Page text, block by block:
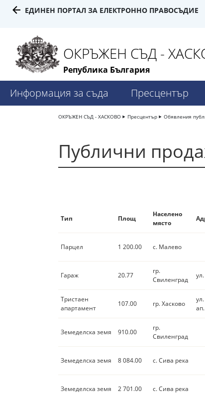
ЕДИНЕН ПОРТАЛ ЗА ЕЛЕКТРОННО ПРАВОСЪДИЕ
ОКРЪЖЕН СЪД -
Република България
Информация за съда Пресцентър
ОКРЪЖЕН СЪД - ХАСКОВО Пресцентър Обявления
Публични
Тип Площ
Населено
място
Парцел 1 200.00 с. Малево
Гараж 20.77
гр.
Свиленград
Тристаен
апартамент
107.00 гр. Хасково
Земеделска земя 910.00
гр.
Свиленград
Земеделска земя 8 084.00 с. Сива река
Земеделска земя 2 701.00 с. Сива река